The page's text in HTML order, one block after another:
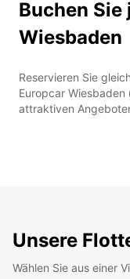
Buchen
Wiesbaden
Reservieren Sie
Europcar
attraktiven
Unsere
Wählen Sie aus einer